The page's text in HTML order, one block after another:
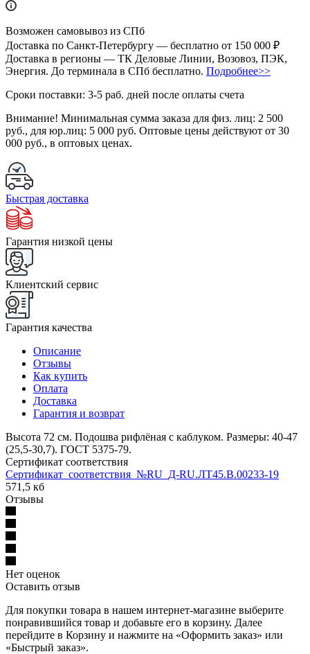
Возможен самовывоз из СПб
Доставка по Санкт-Петербургу — бесплатно от 150 000 ₽
Доставка в регионы — ТК Деловые Линии, Возовоз, ПЭК,
Энергия. До терминала в СПб бесплатно. Подробнее>>
Сроки поставки: 3-5 раб. дней после оплаты счета
Внимание! Минимальная сумма заказа для физ. лиц: 2 500
руб., для юр.лиц: 5 000 руб. Оптовые цены действуют от 30
000 руб., в оптовых ценах.
Быстрая доставка
Гарантия низкой цены
Клиентский сервис
Гарантия качества
Описание
Отзывы
Как купить
Оплата
Доставка
Гарантия и возврат
Высота 72 см. Подошва рифлёная с каблуком. Размеры: 40-47
(25,5-30,7). ГОСТ 5375-79.
Сертификат соответствия
Сертификат_соответствия_№RU_Д-RU.ЛТ45.В.00233-19
571,5 кб
Отзывы
Нет оценок
Оставить отзыв
Для покупки товара в нашем интернет-магазине выберите
понравившийся товар и добавьте его в корзину. Далее
перейдите в Корзину и нажмите на «Оформить заказ» или
«Быстрый заказ».